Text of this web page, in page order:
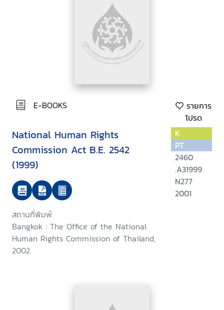
E-BOOKS
รายการ
โปรด
National Human Rights
Commission Act B.E. 2542
(1999)
สถานที่พิมพ์:
Bangkok : The Office of the National
Human Rights Commission of Thailand,
2002.
K
PT
2460
.A31999
N277
2001